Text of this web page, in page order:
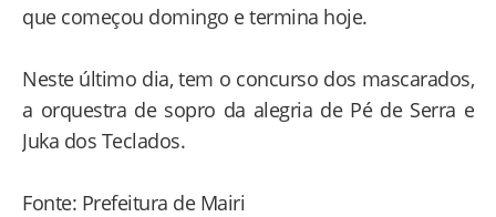
que começou domingo e termina hoje.
Neste último dia, tem o concurso dos mascarados,
a orquestra de sopro da alegria de Pé de Serra e
Juka dos Teclados.
Fonte: Prefeitura de Mairi